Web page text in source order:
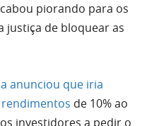
piorando para os
justiça de bloquear as
anunciou que iria
de 10% ao
investidores a pedir o